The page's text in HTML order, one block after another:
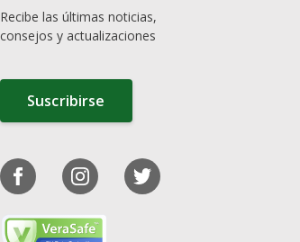
Recibe las últimas noticias,
consejos y actualizaciones
Suscribirse